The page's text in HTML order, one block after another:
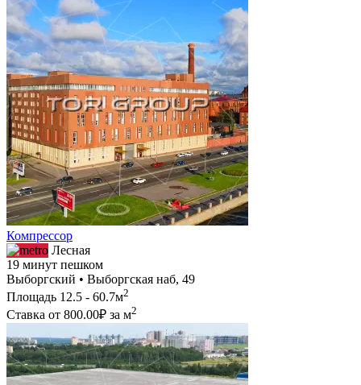
Компрессор
Лесная
19 минут пешком
Выборгский • Выборгская наб, 49
Площадь 12.5 - 60.7м2
Ставка от 800.00₽ за м2